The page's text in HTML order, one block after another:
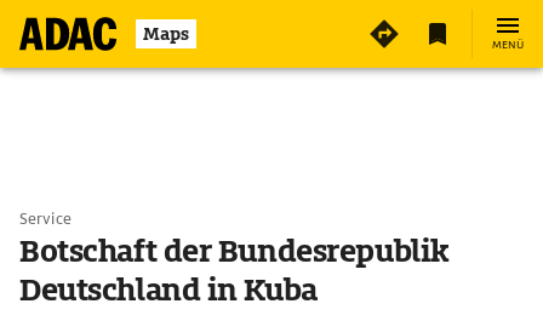
Maps MENÜ
Service
Botschaft der Bundesrepublik
Deutschland in Kuba